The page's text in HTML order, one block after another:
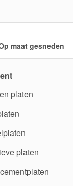
maat gesneden
platen
platen